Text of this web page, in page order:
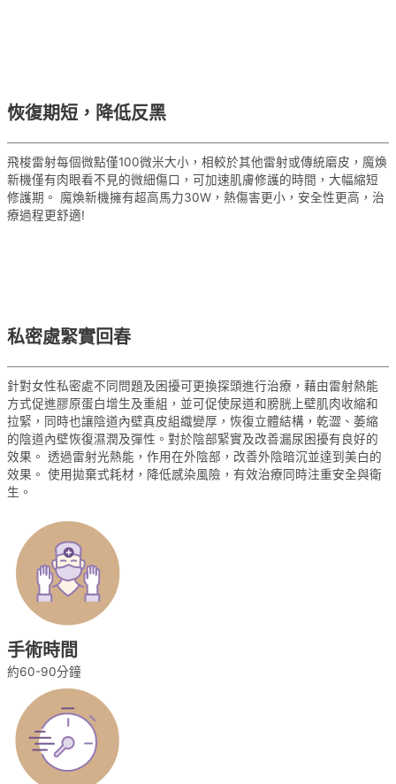
恢復期短，降低反黑
飛梭雷射每個微點僅100微米大小，相較於其他雷射或傳統磨皮，魔煥
新機僅有肉眼看不見的微細傷口，可加速肌膚修護的時間，大幅縮短
修護期。 魔煥新機擁有超高馬力30W，熱傷害更小，安全性更高，治
療過程更舒適!
私密處緊實回春
針對女性私密處不同問題及困擾可更換探頭進行治療，藉由雷射熱能
方式促進膠原蛋白增生及重組，並可促使尿道和膀胱上壁肌肉收縮和
拉緊，同時也讓陰道內壁真皮組織變厚，恢復立體結構，乾澀、萎縮
的陰道內壁恢復濕潤及彈性。對於陰部緊實及改善漏尿困擾有良好的
效果。 透過雷射光熱能，作用在外陰部，改善外陰暗沉並達到美白的
效果。 使用拋棄式耗材，降低感染風險，有效治療同時注重安全與衛
生。
手術時間
約60-90分鐘